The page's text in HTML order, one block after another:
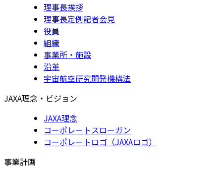
理事長挨拶
理事長定例記者会見
役員
組織
事業所・施設
沿革
宇宙航空研究開発機構法
JAXA理念・ビジョン
JAXA理念
コーポレートスローガン
コーポレートロゴ（JAXAロゴ）
事業計画